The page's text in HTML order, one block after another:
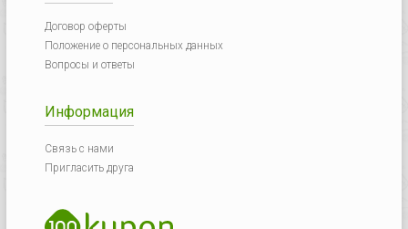
Договор оферты
Положение о персональных данных
Вопросы и ответы
Информация
Связь с нами
Пригласить друга